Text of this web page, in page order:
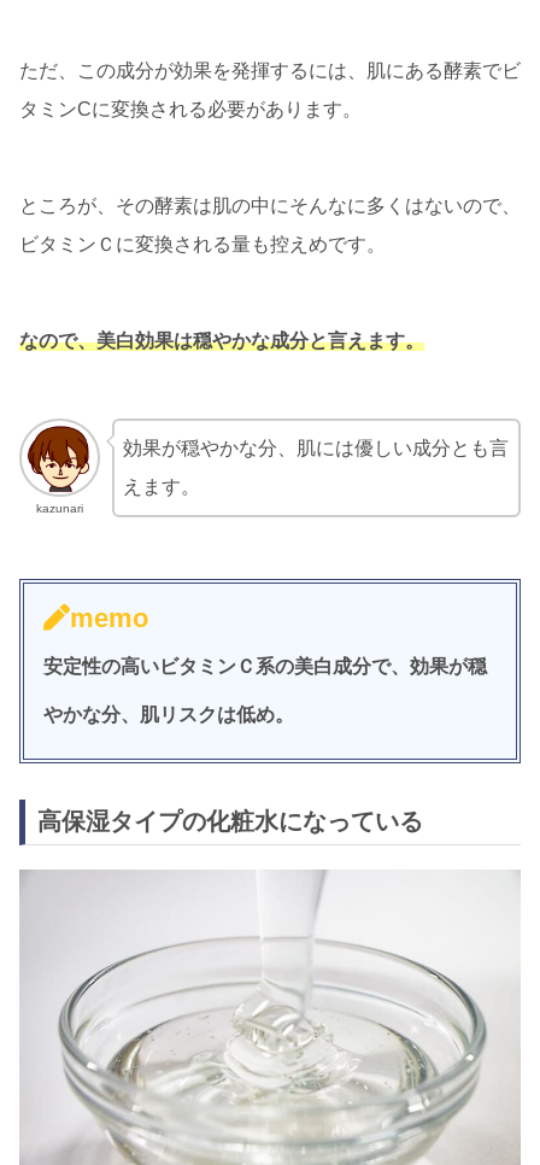
ただ、この成分が効果を発揮するには、肌にある酵素でビ
タミンCに変換される必要があります。
ところが、その酵素は肌の中にそんなに多くはないので、
ビタミンＣに変換される量も控えめです。
なので、美白効果は穏やかな成分と言えます。
kazunari
効果が穏やかな分、肌には優しい成分とも言
えます。
memo
安定性の高いビタミンＣ系の美白成分で、効果が穏
やかな分、肌リスクは低め。
高保湿タイプの化粧水になっている